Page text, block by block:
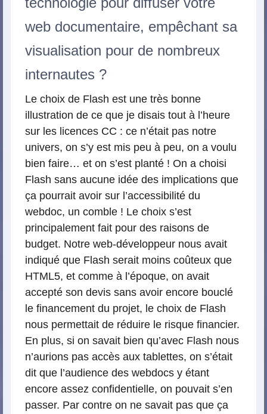
web documentaire, empêchant sa
visualisation pour de nombreux
internautes ?
Le choix de Flash est une très bonne
illustration de ce que je disais tout à l’heure
sur les licences CC : ce n’était pas notre
univers, on s’y est mis peu à peu, on a voulu
bien faire… et on s’est planté ! On a choisi
Flash sans aucune idée des implications que
ça pourrait avoir sur l’accessibilité du
webdoc, un comble ! Le choix s’est
principalement fait pour des raisons de
budget. Notre web-développeur nous avait
indiqué que Flash serait moins coûteux que
HTML5, et comme à l’époque, on avait
accepté son devis sans avoir encore bouclé
le financement du projet, le choix de Flash
nous permettait de réduire le risque financier.
En plus, si on savait bien qu’avec Flash nous
n’aurions pas accès aux tablettes, on s’était
dit que l’audience des webdocs y étant
encore assez confidentielle, on pouvait s’en
passer. Par contre on ne savait pas que ça